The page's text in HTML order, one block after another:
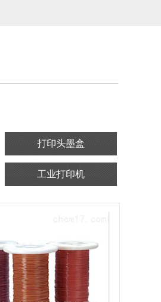
打印头墨盒
工业打印机